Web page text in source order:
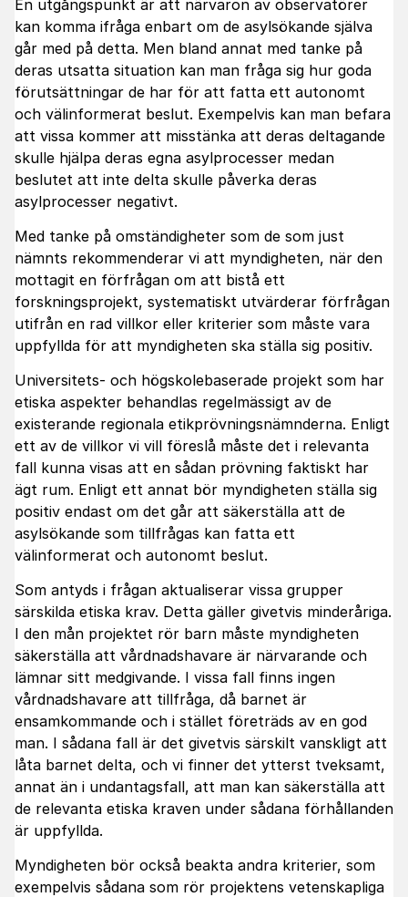
En utgångspunkt är att närvaron av observatörer
kan komma ifråga enbart om de asylsökande själva
går med på detta. Men bland annat med tanke på
deras utsatta situation kan man fråga sig hur goda
förutsättningar de har för att fatta ett autonomt
och välinformerat beslut. Exempelvis kan man befara
att vissa kommer att misstänka att deras deltagande
skulle hjälpa deras egna asylprocesser medan
beslutet att inte delta skulle påverka deras
asylprocesser negativt.
Med tanke på omständigheter som de som just
nämnts rekommenderar vi att myndigheten, när den
mottagit en förfrågan om att bistå ett
forskningsprojekt, systematiskt utvärderar förfrågan
utifrån en rad villkor eller kriterier som måste vara
uppfyllda för att myndigheten ska ställa sig positiv.
Universitets- och högskolebaserade projekt som har
etiska aspekter behandlas regelmässigt av de
existerande regionala etikprövningsnämnderna. Enligt
ett av de villkor vi vill föreslå måste det i relevanta
fall kunna visas att en sådan prövning faktiskt har
ägt rum. Enligt ett annat bör myndigheten ställa sig
positiv endast om det går att säkerställa att de
asylsökande som tillfrågas kan fatta ett
välinformerat och autonomt beslut.
Som antyds i frågan aktualiserar vissa grupper
särskilda etiska krav. Detta gäller givetvis minderåriga.
I den mån projektet rör barn måste myndigheten
säkerställa att vårdnadshavare är närvarande och
lämnar sitt medgivande. I vissa fall finns ingen
vårdnadshavare att tillfråga, då barnet är
ensamkommande och i stället företräds av en god
man. I sådana fall är det givetvis särskilt vanskligt att
låta barnet delta, och vi finner det ytterst tveksamt,
annat än i undantagsfall, att man kan säkerställa att
de relevanta etiska kraven under sådana förhållanden
är uppfyllda.
Myndigheten bör också beakta andra kriterier, som
exempelvis sådana som rör projektens vetenskapliga